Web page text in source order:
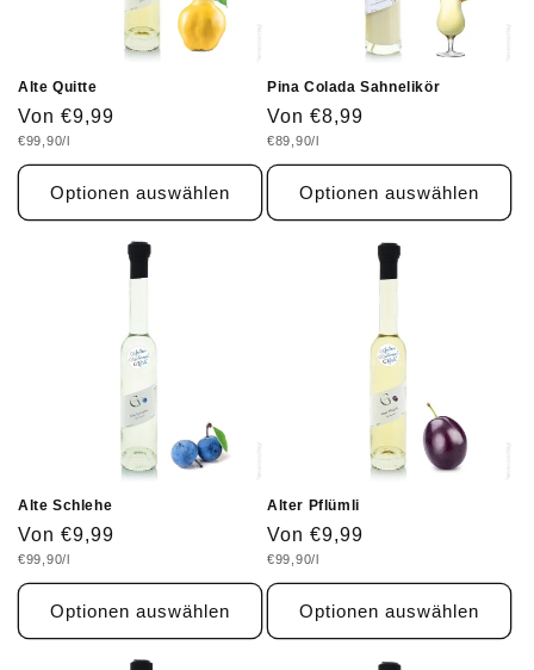
Alte Quitte
Normaler
Preis
Von €9,99
Grundpreis
€99,90/l
Optionen auswählen
Pina Colada Sahnelikör
Normaler
Preis
Von €8,99
Grundpreis
€89,90/l
Optionen auswählen
Alte Schlehe
Normaler
Preis
Von €9,99
Grundpreis
€99,90/l
Optionen auswählen
Alter Pflümli
Normaler
Preis
Von €9,99
Grundpreis
€99,90/l
Optionen auswählen